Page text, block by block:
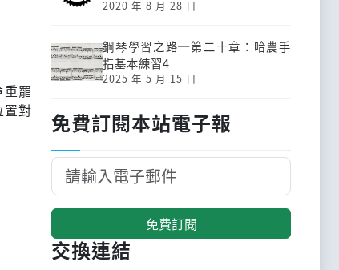
罷
對
2020 年 8 月 28 日
鋼琴學習之路─第二十章：哈農手
指基本練習4
2025 年 5 月 15 日
免費訂閱本站電子報
免費訂閱
交換連結